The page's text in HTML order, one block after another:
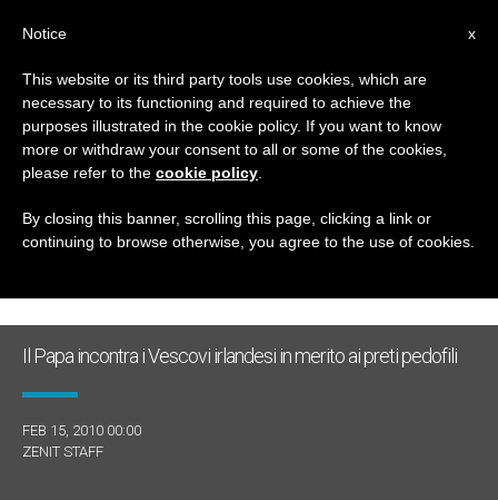
GIORNO
Febbraio 15th, 2010
ULTIME NOTIZIE
Il Papa incontra i Vescovi irlandesi in merito ai preti pedofili
FEB 15, 2010 00:00
ZENIT STAFF
x
Notice
This website or its third party tools use cookies, which are
necessary to its functioning and required to achieve the
purposes illustrated in the cookie policy. If you want to know
more or withdraw your consent to all or some of the cookies,
please refer to the cookie policy
By closing this banner, scrolling this page, clicking a link or
continuing to browse otherwise, you agree to the use of cookies.